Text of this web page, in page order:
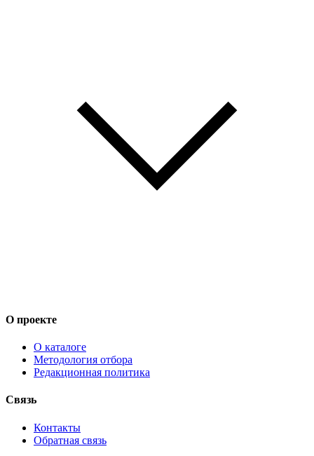
О проекте
О каталоге
Методология отбора
Редакционная политика
Связь
Контакты
Обратная связь